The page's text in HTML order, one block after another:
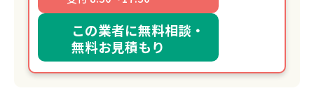
この業者に無料相談・
無料お見積もり